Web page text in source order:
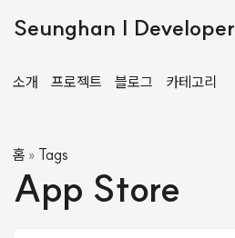
Seunghan | Developer
소개 프로젝트 블로그 카테고리
홈 » Tags
App Store